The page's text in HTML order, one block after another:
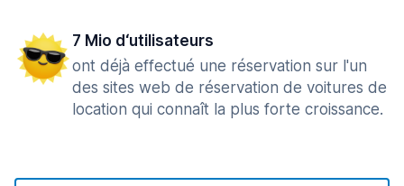
7 Mio d‘utilisateurs
ont déjà effectué une réservation sur l'un
des sites web de réservation de voitures de
location qui connaît la plus forte croissance.